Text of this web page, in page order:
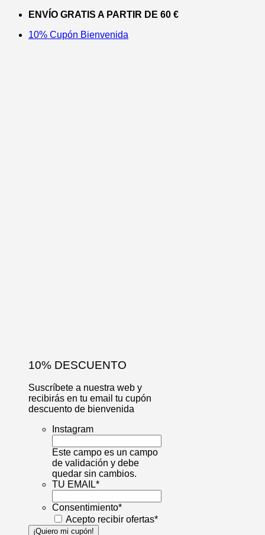
Saltar
contenido
ENVÍO GRATIS A PARTIR DE 60 €
10% Cupón Bienvenida
10% DESCUENTO
Suscríbete a nuestra web y
recibirás en tu email tu cupón
descuento de bienvenida
Instagram
Este campo es un campo
de validación y debe
quedar sin cambios.
TU EMAIL*
Consentimiento*
Acepto recibir ofertas*